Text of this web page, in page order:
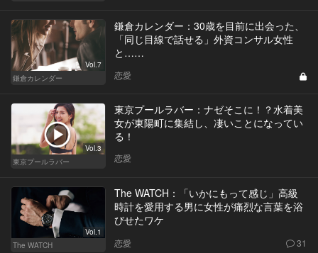
Vol.7
鎌倉カレンダー
鎌倉カレンダー：30歳を目前に出会った、
「同じ目線で話せる」外資コンサル女性
と……
恋愛
Vol.3
東京プールラバー
東京プールラバー：ナゼそこに！？水着美
女が東陽町に集結し、凄いことになってい
る！
恋愛
Vol.1
The WATCH
The WATCH：「いかにもって感じ」高級
時計を愛用する男に女性が痛烈な言葉を浴
びせたワケ
恋愛 31